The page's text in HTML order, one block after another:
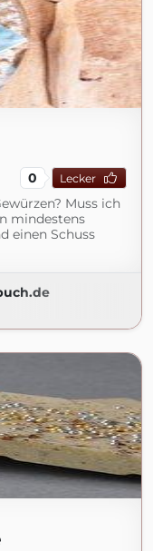
0 Lecker
Muss ich
mindestens
einen Schuss